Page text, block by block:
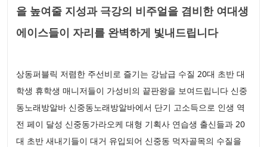
을 높여줄 지성과 극강의 비주얼을 겸비한 여대생
에이스들이 자리를 완벽하게 빛내드립니다
상동퍼블릭 저렴한 주선비로 즐기는 강남급 수질 20대 초반 대
학생 휴학생 매니저들이 가성비의 끝판왕을 보여드립니다 신중
동노래방알바 신중동노래방알바에서 단기 고소득으로 인생 역
전 페이 달성 신중동가라오케 대형 기획사 연습생 출신들과 20
대 초반 새내기들이 대거 유입되어 신중동 먹자골목의 수질을